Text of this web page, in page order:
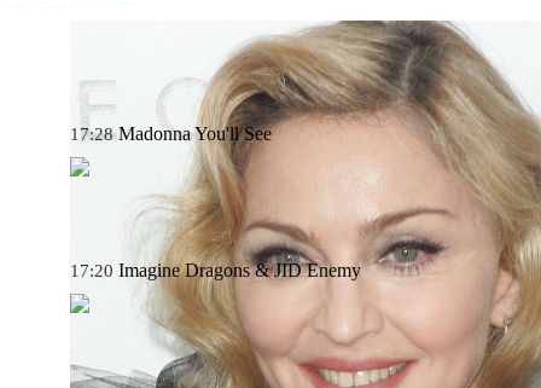
17:28 MadonnaYou'll See
17:20 Imagine Dragons & JID Enemy